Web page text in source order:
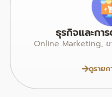
ธุรกิจและกา
Online Marketing, ข
ดูราย